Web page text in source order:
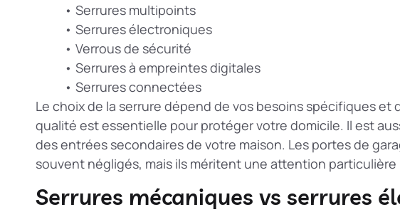
• Serrures multipoints
• Serrures électroniques
• Verrous de sécurité
• Serrures à empreintes digitales
• Serrures connectées
Le choix de la serrure dépend de vos besoins spécifiques et
qualité est essentielle pour protéger votre domicile. Il est
des entrées secondairesde votre maison. Les portes de
souvent négligés, mais ils méritent une attention
Serrures mécaniques vs serrures